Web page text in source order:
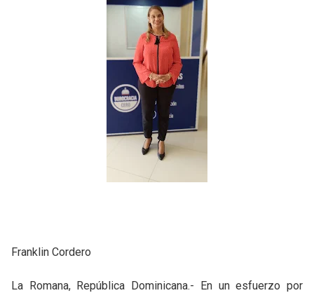
Franklin Cordero
La Romana, República Dominicana.- En un esfuerzo por